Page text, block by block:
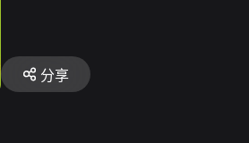
分享